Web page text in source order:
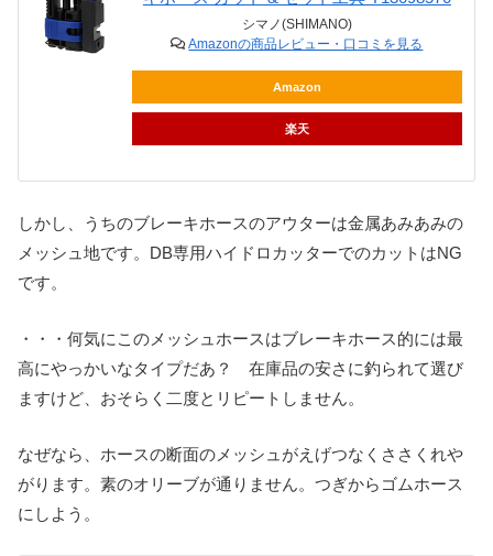
シマノ(SHIMANO)
Amazonの商品レビュー・口コミを見る
Amazon
楽天
しかし、うちのブレーキホースのアウターは金属あみあみの
メッシュ地です。DB専用ハイドロカッターでのカットはNG
です。
・・・何気にこのメッシュホースはブレーキホース的には最
高にやっかいなタイプだあ？ 在庫品の安さに釣られて選び
ますけど、おそらく二度とリピートしません。
なぜなら、ホースの断面のメッシュがえげつなくささくれや
がります。素のオリーブが通りません。つぎからゴムホース
にしよう。